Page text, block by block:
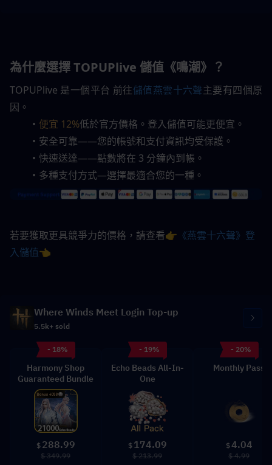
為什麼選擇 TOPUPlive 儲值《鳴潮》？
TOPUPlive 是一個平台 前往儲值燕雲十六聲主要有四個原
因。
便宜 12%低於官方價格。登入儲值可能更便宜。
安全可靠——您的帳號和支付資訊均受保護。
快速送達——點數將在 3 分鐘內到帳。
多種支付方式—選擇最適合您的一種。
若要獲取更具競爭力的價格，請查看👉《燕雲十六聲》登
入儲值👈
Where Winds Meet Login Top-up
5.5k+ sold
- 18%
Harmony Shop
Guaranteed Bundle
$ 288.99
$ 349.99
- 19%
Echo Beads All-In-
One
$ 174.09
$ 213.99
- 20%
Monthly Pass
$4.04
$ 4.99